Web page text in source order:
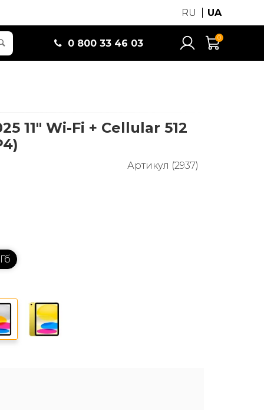
RU UA
0 800 33 46 03
0
11" Wi-Fi + Cellular 512
Артикул (2937)